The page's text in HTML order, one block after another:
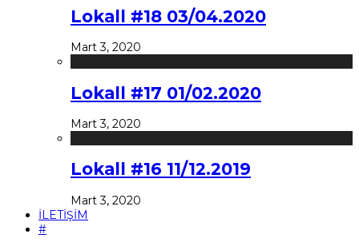
Lokall #18 03/04.2020
Mart 3, 2020
Lokall #17 01/02.2020
Mart 3, 2020
Lokall #16 11/12.2019
Mart 3, 2020
İLETİŞİM
#